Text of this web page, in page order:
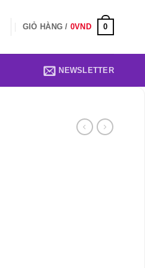
GIỎ HÀNG / 0VND 0
NEWSLETTER